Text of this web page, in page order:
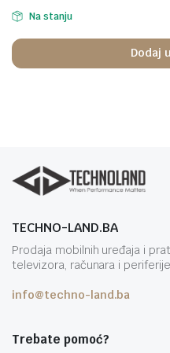
Na stanju
Dodaj
TECHNO-LAND.BA
Prodaja mobilnih uređaja i
televizora, računara i
info@techno-land.ba
Trebate pomoć?